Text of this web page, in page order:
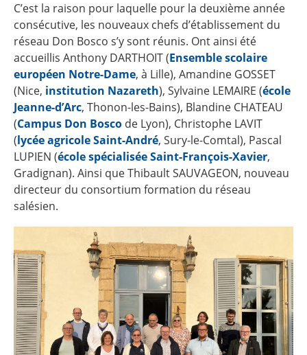
C’est la raison pour laquelle pour la deuxième année
consécutive, les nouveaux chefs d’établissement du
réseau Don Bosco s’y sont réunis. Ont ainsi été
accueillis Anthony DARTHOIT (Ensemble scolaire
européen Notre-Dame, à Lille), Amandine GOSSET
(Nice, institution Nazareth), Sylvaine LEMAIRE (école
Jeanne-d’Arc, Thonon-les-Bains), Blandine CHATEAU
(Campus Don Bosco de Lyon), Christophe LAVIT
(lycée agricole Saint-André, Sury-le-Comtal), Pascal
LUPIEN (école spécialisée Saint-François-Xavier,
Gradignan). Ainsi que Thibault SAUVAGEON, nouveau
directeur du consortium formation du réseau
salésien.